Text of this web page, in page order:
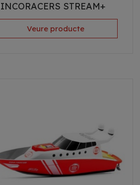
STREAM+
Veure producte